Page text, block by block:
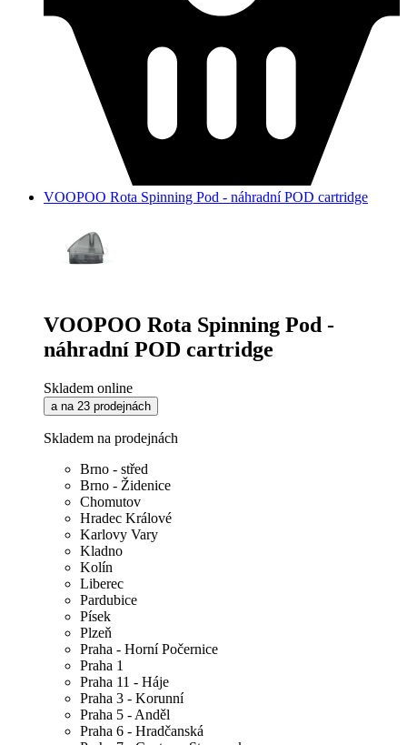
VOOPOO Rota Spinning Pod - náhradní POD cartridge
VOOPOO Rota Spinning Pod -
náhradní POD cartridge
Skladem online
a na 23 prodejnách
Skladem na prodejnách
Brno - střed
Brno - Židenice
Chomutov
Hradec Králové
Karlovy Vary
Kladno
Kolín
Liberec
Pardubice
Písek
Plzeň
Praha - Horní Počernice
Praha 1
Praha 11 - Háje
Praha 3 - Korunní
Praha 5 - Anděl
Praha 6 - Hradčanská